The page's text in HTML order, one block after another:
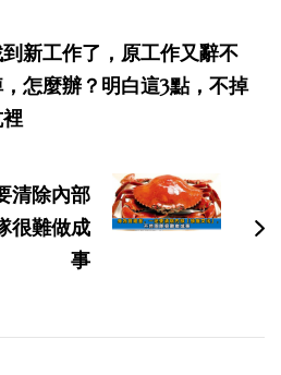
新工作了，原工作又辭不
怎麼辦？明白這3點，不掉
清除內部
很難做成
事